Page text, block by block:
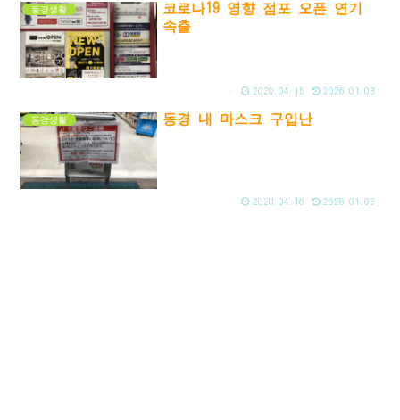
동경생활
코로나19 영향 점포 오픈 연기
속출
2020.04.15 2026.01.03
동경생활 동경 내 마스크 구입난
2020.04.16 2026.01.03